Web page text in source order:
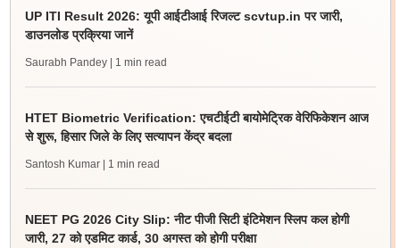
UP ITI Result 2026: यूपी आईटीआई रिजल्ट scvtup.in पर जारी,
डाउनलोड प्रक्रिया जानें
Saurabh Pandey | 1 min read
HTET Biometric Verification: एचटीईटी बायोमेट्रिक वेरिफिकेशन आज
से शुरू, हिसार जिले के लिए सत्यापन केंद्र बदला
Santosh Kumar | 1 min read
NEET PG 2026 City Slip: नीट पीजी सिटी इंटिमेशन स्लिप कल होगी
जारी, 27 को एडमिट कार्ड, 30 अगस्त को होगी परीक्षा